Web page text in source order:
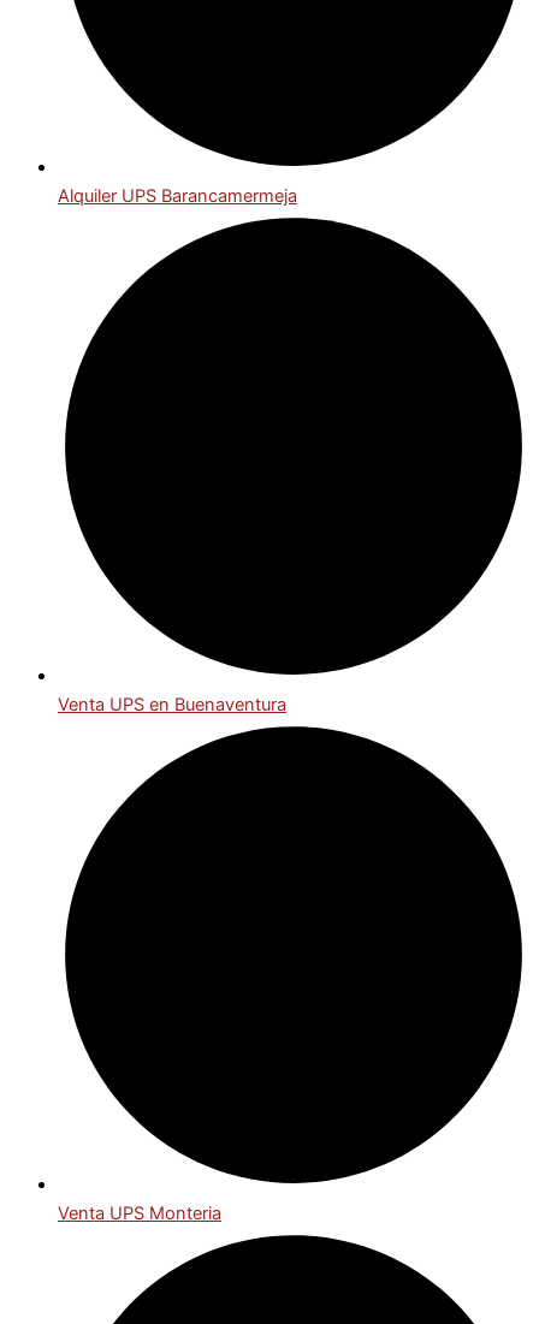
Alquiler UPS Barancamermeja
Venta UPS en Buenaventura
Venta UPS Monteria